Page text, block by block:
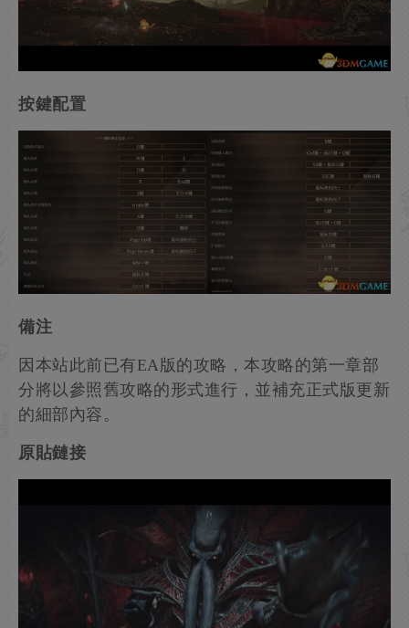
按鍵配置
備注
因本站此前已有EA版的攻略，本攻略的第一章部
分將以參照舊攻略的形式進行，並補充正式版更新
的細部內容。
原貼鏈接